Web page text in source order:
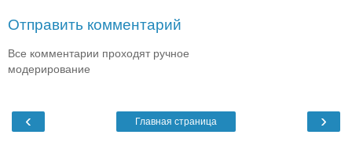
Отправить комментарий
Все комментарии проходят ручное
модерирование
‹ ›
Главная страница